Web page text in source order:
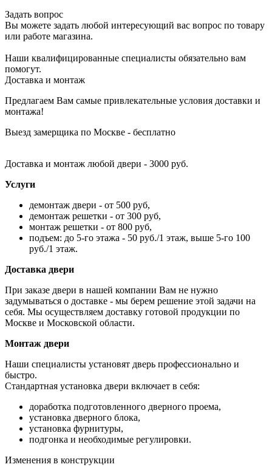
Задать вопрос
Вы можете задать любой интересующий вас вопрос по товару
или работе магазина.
Наши квалифицированные специалисты обязательно вам
помогут.
Доставка и монтаж
Предлагаем Вам самые привлекательные условия доставки и
монтажа!
Выезд замерщика по Москве - бесплатно
Доставка и монтаж любой двери - 3000 руб.
Услуги
демонтаж двери - от 500 руб,
демонтаж решетки - от 300 руб,
монтаж решетки - от 800 руб,
подъем: до 5-го этажа - 50 руб./1 этаж, выше 5-го 100
руб./1 этаж.
Доставка двери
При заказе двери в нашей компании Вам не нужно
задумываться о доставке - мы берем решение этой задачи на
себя. Мы осуществляем доставку готовой продукции по
Москве и Московской области.
Монтаж двери
Наши специалисты установят дверь профессионально и
быстро.
Стандартная установка двери включает в себя:
доработка подготовленного дверного проема,
установка дверного блока,
установка фурнитуры,
подгонка и необходимые регулировки.
Изменения в конструкции